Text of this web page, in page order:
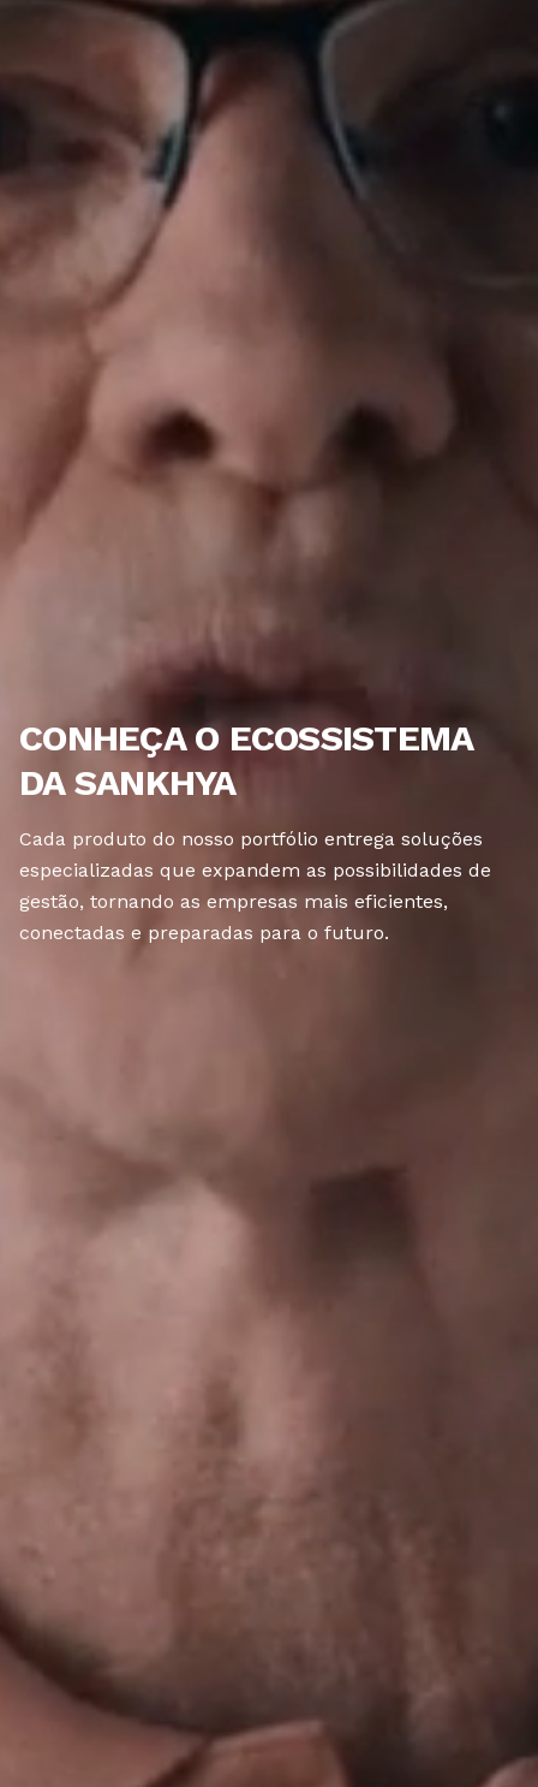
CONHEÇA O ECOSSISTEMA
DA SANKHYA
Cada produto do nosso portfólio entrega soluções
especializadas que expandem as possibilidades de
gestão, tornando as empresas mais eficientes,
conectadas e preparadas para o futuro.